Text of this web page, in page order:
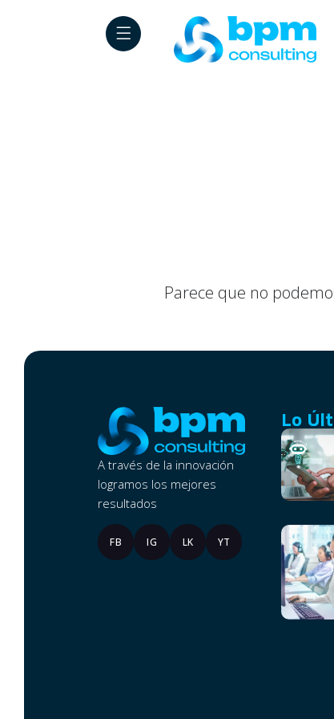
Parece que no
A través de la innovación
logramos los mejores
resultados
FB IG LK YT
Lo